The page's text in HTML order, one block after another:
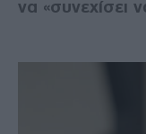
να «συνεχίσει